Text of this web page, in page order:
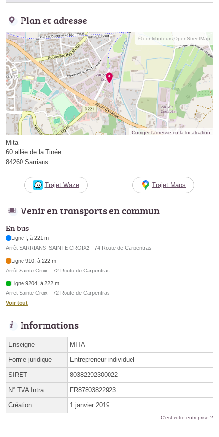
Plan et adresse
© contributeurs OpenStreetMap
Corriger l’adresse ou la localisation
Mita
60 allée de la Tinée
84260 Sarrians
Trajet Waze Trajet Maps
Venir en transports en commun
En bus
Ligne I, à 221 m
Arrêt SARRIANS_SAINTE CROIX2 - 74 Route de Carpentras
Ligne 910, à 222 m
Arrêt Sainte Croix - 72 Route de Carpentras
Ligne 9204, à 222 m
Arrêt Sainte Croix - 72 Route de Carpentras
Voir tout
Informations
Enseigne MITA
Forme juridique Entrepreneur individuel
SIRET 80382292300022
N° TVA Intra. FR87803822923
Création 1 janvier 2019
C'est votre entreprise ?